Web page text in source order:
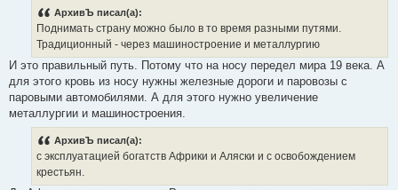
АрхивЪ писал(а):
Поднимать страну можно было в то время разными путями.
Традиционный - через машиностроение и металлургию
И это правильный путь. Потому что на носу передел мира 19 века. А
для этого кровь из носу нужны железные дороги и паровозы с
паровыми автомобилями. А для этого нужно увеличение
металлургии и машиностроения.
АрхивЪ писал(а):
с эксплуатацией богатств Африки и Аляски и с освобождением
крестьян.